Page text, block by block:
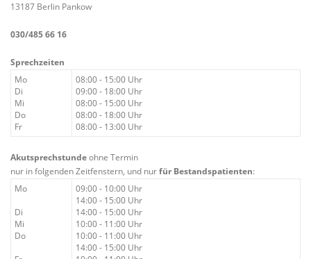
13187 Berlin Pankow
030/485 66 16
Sprechzeiten
Mo
Di
Mi
Do
Fr
08:00 - 15:00 Uhr
09:00 - 18:00 Uhr
08:00 - 15:00 Uhr
08:00 - 18:00 Uhr
08:00 - 13:00 Uhr
Akutsprechstundeohne Termin
nur in folgenden Zeitfenstern, und nurfür Bestandspatienten:
Mo
Di
Mi
Do
09:00 - 10:00 Uhr
14:00 - 15:00 Uhr
14:00 - 15:00 Uhr
10:00 - 11:00 Uhr
10:00 - 11:00 Uhr
14:00 - 15:00 Uhr